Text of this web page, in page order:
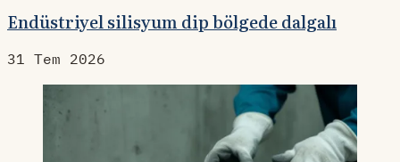
Endüstriyel silisyum dip bölgede dalgalı
31 Tem 2026